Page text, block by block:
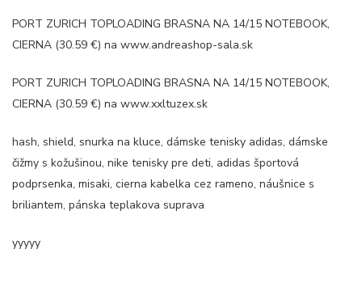
PORT ZURICH TOPLOADING BRASNA NA 14/15 NOTEBOOK,
CIERNA (30.59 €) na www.andreashop-sala.sk
PORT ZURICH TOPLOADING BRASNA NA 14/15 NOTEBOOK,
CIERNA (30.59 €) na www.xxltuzex.sk
hash, shield, snurka na kluce, dámske tenisky adidas, dámske
čižmy s kožušinou, nike tenisky pre deti, adidas športová
podprsenka, misaki, cierna kabelka cez rameno, náušnice s
briliantem, pánska teplakova suprava
yyyyy